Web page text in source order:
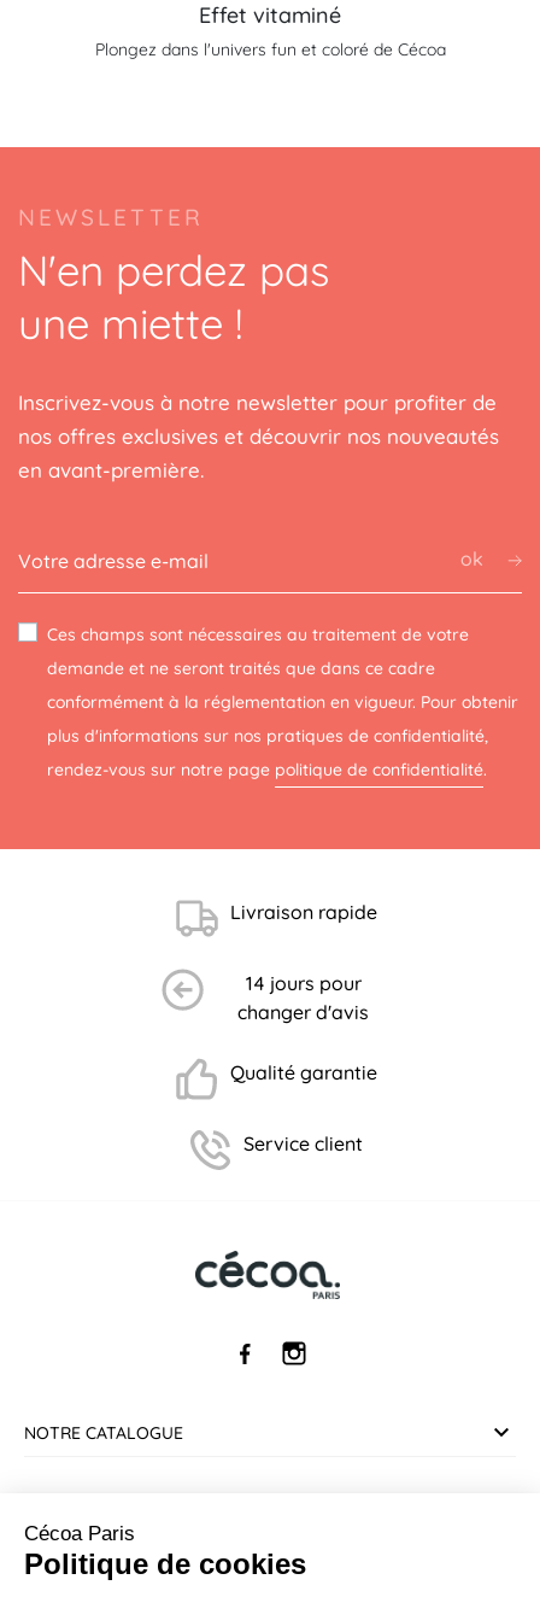
Effet vitaminé
Plongez dans l'univers fun et coloré de Cécoa
NEWSLETTER
N'en perdez pas
une miette !
Inscrivez-vous à notre newsletter pour profiter de
nos offres exclusives et découvrir nos nouveautés
en avant-première.
ok
Ces champs sont nécessaires au traitement de votre
demande et ne seront traités que dans ce cadre
conformément à la réglementation en vigueur. Pour obtenir
plus d'informations sur nos pratiques de confidentialité,
rendez-vous sur notre page politique de confidentialité.
Livraison rapide
14 jours pour
changer d'avis
Qualité garantie
Service client
NOTRE CATALOGUE
INFORMATIONS
Cécoa Paris
Politique de cookies